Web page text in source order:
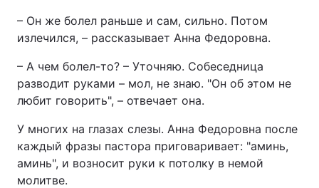
– Он же болел раньше и сам, сильно. Потом
излечился, – рассказывает Анна Федоровна.
– А чем болел-то? – Уточняю. Собеседница
разводит руками – мол, не знаю. "Он об этом не
любит говорить", – отвечает она.
У многих на глазах слезы. Анна Федоровна после
каждый фразы пастора приговаривает: "аминь,
аминь", и возносит руки к потолку в немой
молитве.